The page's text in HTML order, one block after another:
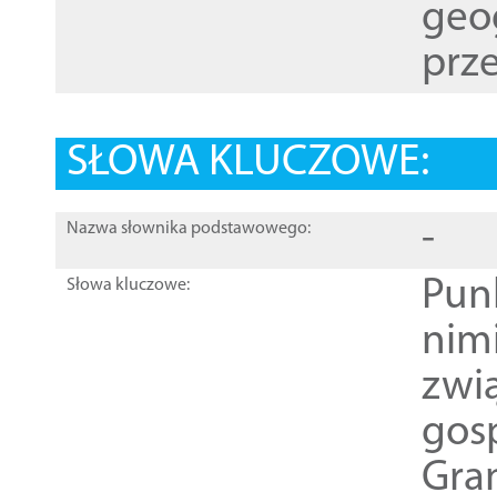
SŁOWA KLUCZOWE:
Nazwa słownika podstawowego: -
Słowa kluczowe: